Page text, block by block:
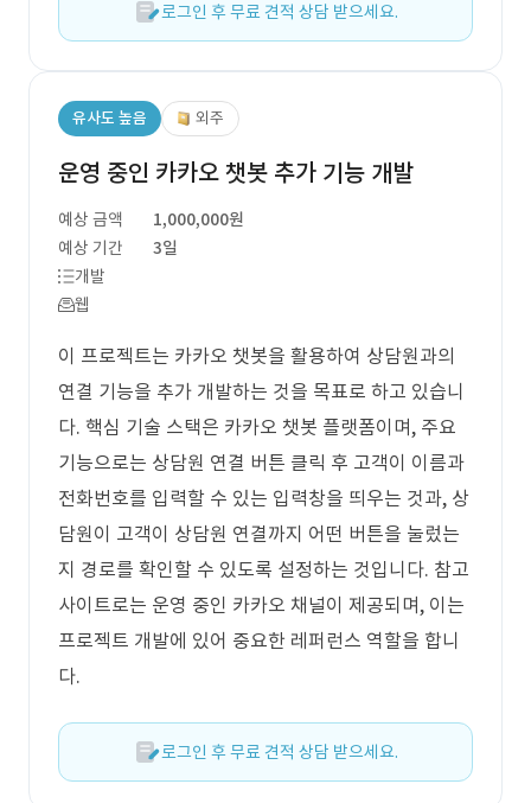
로그인 후 무료 견적 상담 받으세요.
유사도 높음 외주
운영 중인 카카오 챗봇 추가 기능 개발
예상 금액
1,000,000원
예상 기간
3일
개발
웹
이 프로젝트는 카카오 챗봇을 활용하여 상담원과의
연결 기능을 추가 개발하는 것을 목표로 하고 있습니
다. 핵심 기술 스택은 카카오 챗봇 플랫폼이며, 주요
기능으로는 상담원 연결 버튼 클릭 후 고객이 이름과
전화번호를 입력할 수 있는 입력창을 띄우는 것과, 상
담원이 고객이 상담원 연결까지 어떤 버튼을 눌렀는
지 경로를 확인할 수 있도록 설정하는 것입니다. 참고
사이트로는 운영 중인 카카오 채널이 제공되며, 이는
프로젝트 개발에 있어 중요한 레퍼런스 역할을 합니
다.
로그인 후 무료 견적 상담 받으세요.